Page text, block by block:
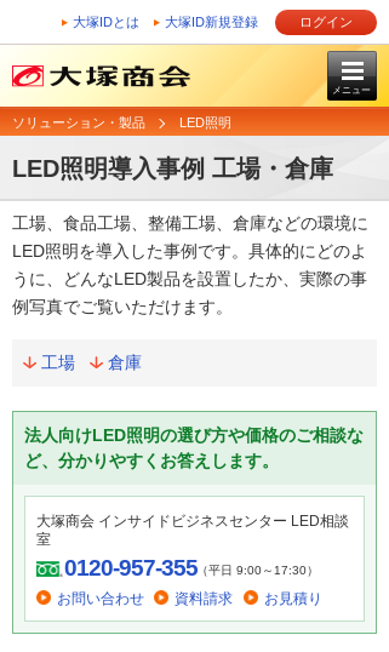
大塚IDとは 大塚ID新規登録 ログイン
メニュー
ソリューション・製品 LED照明
LED照明導入事例 工場・倉庫
工場、食品工場、整備工場、倉庫などの環境に
LED照明を導入した事例です。具体的にどのよ
うに、どんなLED製品を設置したか、実際の事
例写真でご覧いただけます。
工場 倉庫
法人向けLED照明の選び方や価格のご相談な
ど、分かりやすくお答えします。
大塚商会 インサイドビジネスセンター LED相談
室
0120-957-355（平日 9:00～17:30）
お問い合わせ 資料請求 お見積り